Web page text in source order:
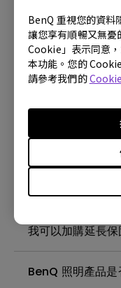
BenQ 重視您的資料
讓您享有順暢又無憂
Cookie」表示同意
本功能。您的
請參考我們的
我可以自己更換
請問是否有藍光
請問演色性如何?
請問MindDuo系
BenQ照明產品都
我可以加購延長保
BenQ 照明產品是